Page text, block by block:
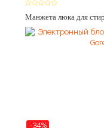
Манжета люка для
-34%